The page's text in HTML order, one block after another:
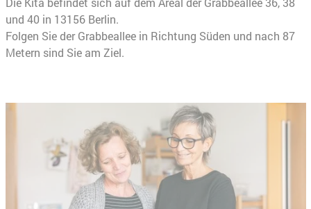
und 40 in 13156 Berlin.
Folgen Sie der Grabbeallee in Richtung Süden und nach 87
Metern sind Sie am Ziel.